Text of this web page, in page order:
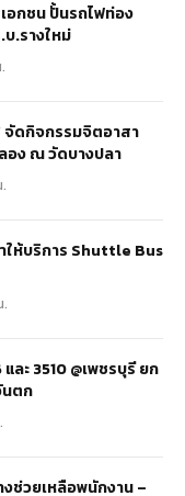
อกชน ปั้นรถไฟท่อง
บ.รางใหม่
ดกิจกรรมจิตอาสา
ง ณ วัดบางปลา
ให้บริการ Shuttle Bus
.
ละ 3510 @เพชรบุรี ยก
นตก
งช่วยเหลือพนักงาน –